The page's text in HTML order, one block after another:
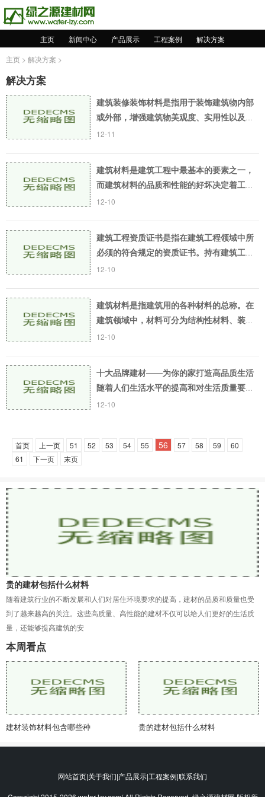
主页 新闻中心 产品展示 工程案例
解决方案
主页 > 解决方案 >
解决方案
建筑装修装饰材料是指用于装饰建筑物内部
或外部，增强建筑物美观度、实用性以及寿
命的材料。而建筑装修装饰材料有很多种
12-11
建筑材料是建筑工程中最基本的要素之一，
而建筑材料的品质和性能的好坏决定着工程
质量和使用寿命。建筑材料的种类繁多，其
12-10
建筑工程资质证书是指在建筑工程领域中所
必须的符合规定的资质证书。持有建筑工程
资质证书的企业，才可以承担各种规模的建
12-10
建筑材料是指建筑用的各种材料的总称。在
建筑领域中，材料可分为结构性材料、装饰
材料和基础材料等不同类型。 结构性材料结
12-10
十大品牌建材——为你的家打造高品质生活
随着人们生活水平的提高和对生活质量要求
的增强，家装建材的市场也日益活跃起来。
12-10
首页 上一页 51 52 53 54 55 56 57 58 59
60
61
下一页 末页
贵的建材包括什么材料
随着建筑行业的不断发展和人们对居住环境要求的提高，建材的品质和质量也受
到了越来越高的关注。这些高质量、高性能的建材不仅可以给人们更好的生活质
量，还能够提高建筑的安
本周看点
建材装饰材料包含哪些种 贵的建材包括什么材料
网站首页|关于我们|产品展示|工程案例|联系我们